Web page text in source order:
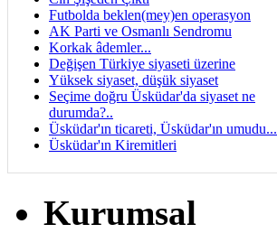
Futbolda beklen(mey)en operasyon
AK Parti ve Osmanlı Sendromu
Korkak âdemler...
Değişen Türkiye siyaseti üzerine
Yüksek siyaset, düşük siyaset
Seçime doğru Üsküdar'da siyaset ne
durumda?..
Üsküdar'ın ticareti, Üsküdar'ın umudu...
Üsküdar'ın Kiremitleri
Kurumsal